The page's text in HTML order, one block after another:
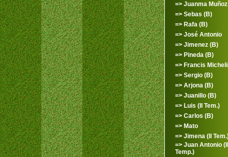
=> Juanma
=> Sebas (B)
=> Rafa (B)
=> José Antonio
=> Jimenez (B)
=> Pineda (B)
=> Francis
=> Sergio (B)
=> Arjona (B)
=> Juanillo (B)
=> Luis (II Tem.)
=> Carlos (B)
=> Mato
=> Jimena (II
=> Juan Antonio (III
Temp.)